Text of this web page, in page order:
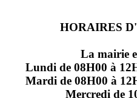
HORAIRES
La mairie
Lundi de 08H00 à
Mardi de 08H00 à
Mercredi de